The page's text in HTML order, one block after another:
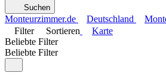
Suchen
Monteurzimmer.de Deutschland
Filter
Sortieren
Karte
Beliebte Filter
Beliebte Filter